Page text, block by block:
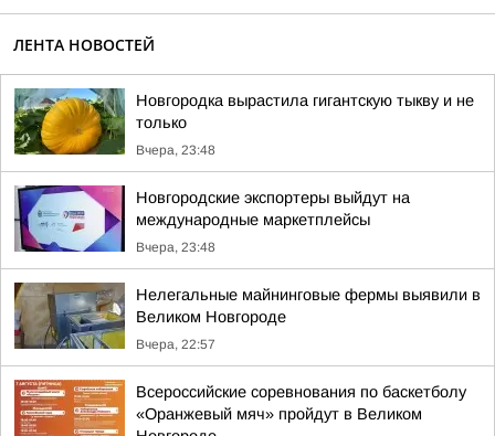
ЛЕНТА НОВОСТЕЙ
Новгородка вырастила гигантскую тыкву и не
только
Вчера, 23:48
Новгородские экспортеры выйдут на
международные маркетплейсы
Вчера, 23:48
Нелегальные майнинговые фермы выявили в
Великом Новгороде
Вчера, 22:57
Всероссийские соревнования по баскетболу
«Оранжевый мяч» пройдут в Великом